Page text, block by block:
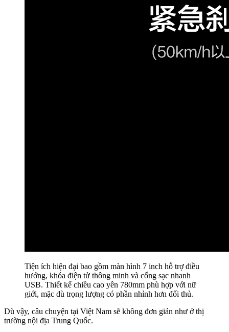
Tiện ích hiện đại bao gồm màn hình 7 inch hỗ trợ điều
hướng, khóa điện tử thông minh và cổng sạc nhanh
USB. Thiết kế chiều cao yên 780mm phù hợp với nữ
giới, mặc dù trọng lượng có phần nhỉnh hơn đối thủ.
Dù vậy, câu chuyện tại Việt Nam sẽ không đơn giản như ở thị
trường nội địa Trung Quốc.